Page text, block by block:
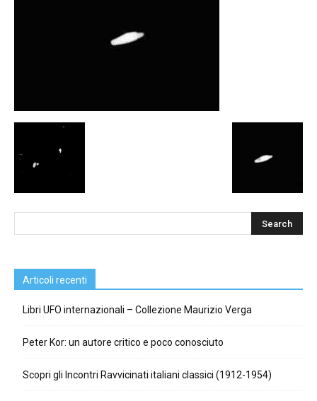
Articoli recenti
Libri UFO internazionali – Collezione Maurizio Verga
Peter Kor: un autore critico e poco conosciuto
Scopri gli Incontri Ravvicinati italiani classici (1912-1954)